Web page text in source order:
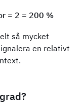
= 2 = 200 %
så mycket
en relativt